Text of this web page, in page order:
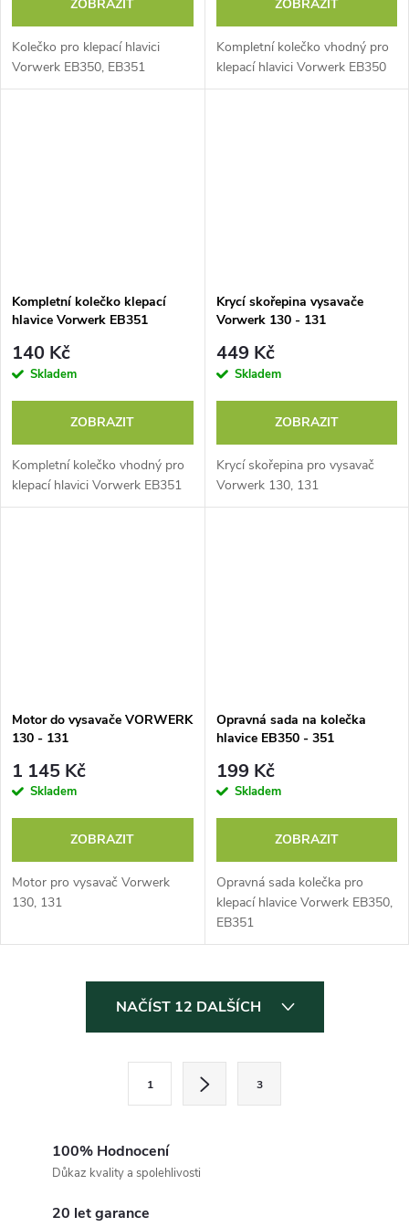
ZOBRAZIT
Kolečko pro klepací hlavici
Vorwerk EB350, EB351
ZOBRAZIT
Kompletní kolečko vhodný pro
klepací hlavici Vorwerk EB350
Kompletní kolečko klepací
hlavice Vorwerk EB351
140 Kč
Skladem
ZOBRAZIT
Kompletní kolečko vhodný pro
klepací hlavici Vorwerk EB351
Krycí skořepina vysavače
Vorwerk 130 - 131
449 Kč
Skladem
ZOBRAZIT
Krycí skořepina pro vysavač
Vorwerk 130, 131
Motor do vysavače VORWERK
130 - 131
1 145 Kč
Skladem
ZOBRAZIT
Motor pro vysavač Vorwerk
130, 131
Opravná sada na kolečka
hlavice EB350 - 351
199 Kč
Skladem
ZOBRAZIT
Opravná sada kolečka pro
klepací hlavice Vorwerk EB350,
EB351
NAČÍST 12 DALŠÍCH
1 3
100% Hodnocení
Důkaz kvality a spolehlivosti
20 let garance